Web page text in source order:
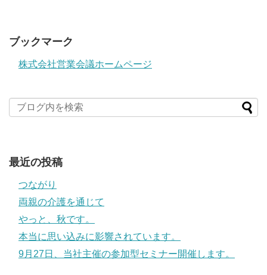
ブックマーク
株式会社営業会議ホームページ
最近の投稿
つながり
両親の介護を通じて
やっと、秋です。
本当に思い込みに影響されています。
9月27日、当社主催の参加型セミナー開催します。